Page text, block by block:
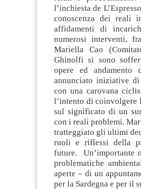
l’inchiesta de
conoscenza dei reali
affidamenti di
numerosi interventi,
Mariella Cao
Ghinolfi si sono
opere ed
annunciato iniziative
con una carovana
l’intento di
sul significato di un
con i reali problemi.
tratteggiato gli ultimi
ruoli e riflessi della
future. Un’importante
problematiche
aperte – di un
per la Sardegna e per il